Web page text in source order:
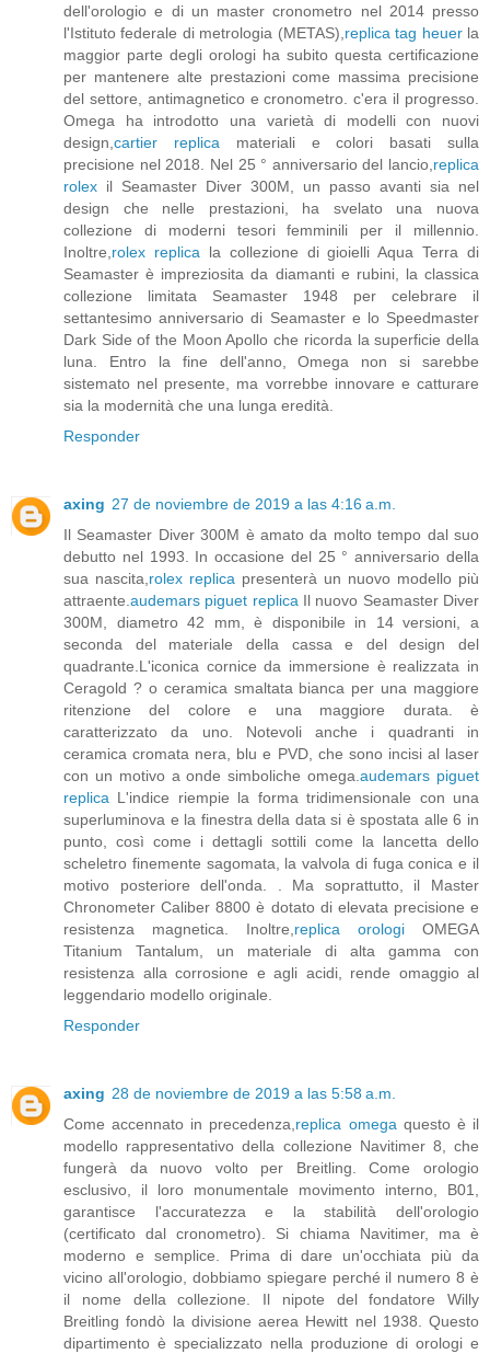
dell'orologio e di un master cronometro nel 2014 presso
l'Istituto federale di metrologia (METAS),replica tag heuerla
maggior parte degli orologi ha subito questa certificazione
per mantenere alte prestazioni come massima precisione
del settore, antimagnetico e cronometro. c'era il progresso.
Omega ha introdotto una varietà di modelli con nuovi
design,cartier replicamateriali e colori basati sulla
precisione nel 2018. Nel 25 ° anniversario del lancio,replica
rolex il Seamaster Diver 300M, un passo avanti sia nel
design che nelle prestazioni, ha svelato una nuova
collezione di moderni tesori femminili per il millennio.
Inoltre,rolex replicala collezione di gioielli Aqua Terra di
Seamaster è impreziosita da diamanti e rubini, la classica
collezione limitata Seamaster 1948 per celebrare il
settantesimo anniversario di Seamaster e lo Speedmaster
Dark Side of the Moon Apollo che ricorda la superficie della
luna. Entro la fine dell'anno, Omega non si sarebbe
sistemato nel presente, ma vorrebbe innovare e catturare
sia la modernità che una lunga eredità.
Responder
axing 27 de noviembre de 2019 a las 4:16 a.m.
Il Seamaster Diver 300M è amato da molto tempo dal suo
debutto nel 1993. In occasione del 25 ° anniversario della
sua nascita,rolex replica presenterà un nuovo modello più
attraente.audemars piguet replicaIl nuovo Seamaster Diver
300M, diametro 42 mm, è disponibile in 14 versioni, a
seconda del materiale della cassa e del design del
quadrante.L'iconica cornice da immersione è realizzata in
Ceragold ? o ceramica smaltata bianca per una maggiore
ritenzione del colore e una maggiore durata. è
caratterizzato da uno. Notevoli anche i quadranti in
ceramica cromata nera, blu e PVD, che sono incisi al laser
con un motivo a onde simboliche omega.audemars piguet
replica L'indice riempie la forma tridimensionale con una
superluminova e la finestra della data si è spostata alle 6 in
punto, così come i dettagli sottili come la lancetta dello
scheletro finemente sagomata, la valvola di fuga conica e il
motivo posteriore dell'onda. . Ma soprattutto, il Master
Chronometer Caliber 8800 è dotato di elevata precisione e
resistenza magnetica. Inoltre,replica orologi OMEGA
Titanium Tantalum, un materiale di alta gamma con
resistenza alla corrosione e agli acidi, rende omaggio al
leggendario modello originale.
Responder
axing 28 de noviembre de 2019 a las 5:58 a.m.
Come accennato in precedenza,replica omegaquesto è il
modello rappresentativo della collezione Navitimer 8, che
fungerà da nuovo volto per Breitling. Come orologio
esclusivo, il loro monumentale movimento interno, B01,
garantisce l'accuratezza e la stabilità dell'orologio
(certificato dal cronometro). Si chiama Navitimer, ma è
moderno e semplice. Prima di dare un'occhiata più da
vicino all'orologio, dobbiamo spiegare perché il numero 8 è
il nome della collezione. Il nipote del fondatore Willy
Breitling fondò la divisione aerea Hewitt nel 1938. Questo
dipartimento è specializzato nella produzione di orologi e